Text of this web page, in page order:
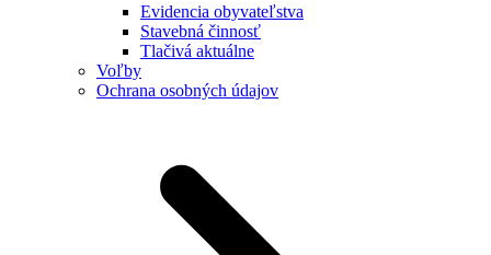
Evidencia obyvateľstva
Stavebná činnosť
Tlačivá aktuálne
Voľby
Ochrana osobných údajov